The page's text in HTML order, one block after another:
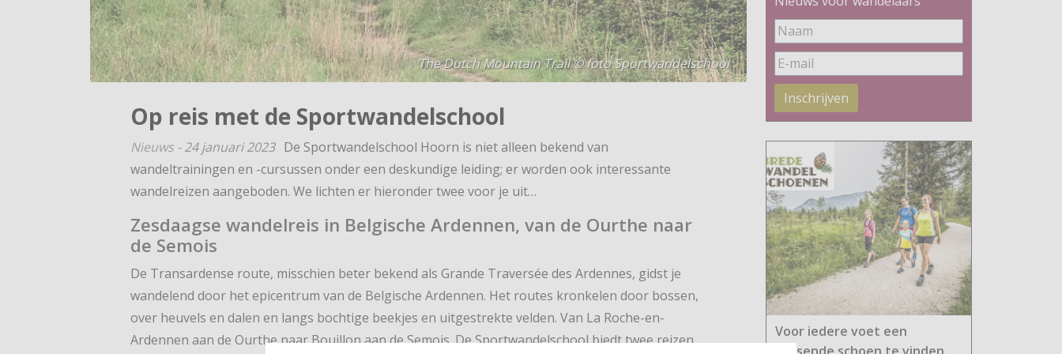
The Dutch Mountain Trail © foto Sportwandelschool
Op reis met de Sportwandelschool
Nieuws -24 januari 2023 De Sportwandelschool Hoorn is niet alleen bekend van
wandeltrainingen en -cursussen onder een deskundige leiding; er worden ook interessante
wandelreizen aangeboden. We lichten er hieronder twee voor je uit…
Zesdaagse wandelreis in Belgische Ardennen, van de Ourthe naar
de Semois
De Transardense route, misschien beter bekend als Grande Traversée des Ardennes, gidst je
wandelend door het epicentrum van de Belgische Ardennen. Het routes kronkelen door bossen,
over heuvels en dalen en langs bochtige beekjes en uitgestrekte velden. Van La Roche-en-
Ardennen aan de Ourthe naar Bouillon aan de Semois. De Sportwandelschool biedt twee reizen
Inschrijven
Voor iedere voet een